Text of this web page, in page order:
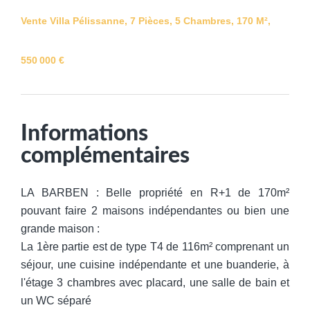
Vente Villa Pélissanne, 7 Pièces, 5 Chambres, 170 M²,
550 000 €
Informations
complémentaires
LA BARBEN : Belle propriété en R+1 de 170m²
pouvant faire 2 maisons indépendantes ou bien une
grande maison :
La 1ère partie est de type T4 de 116m² comprenant un
séjour, une cuisine indépendante et une buanderie, à
l'étage 3 chambres avec placard, une salle de bain et
un WC séparé